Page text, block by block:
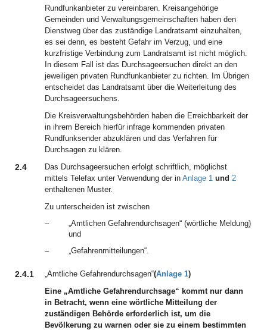
Rundfunkanbieter zu vereinbaren. Kreisangehörige
Gemeinden und Verwaltungsgemeinschaften haben den
Dienstweg über das zuständige Landratsamt einzuhalten,
es sei denn, es besteht Gefahr im Verzug, und eine
kurzfristige Verbindung zum Landratsamt ist nicht möglich.
In diesem Fall ist das Durchsageersuchen direkt an den
jeweiligen privaten Rundfunkanbieter zu richten. Im Übrigen
entscheidet das Landratsamt über die Weiterleitung des
Durchsageersuchens.
Die Kreisverwaltungsbehörden haben die Erreichbarkeit der
in ihrem Bereich hierfür infrage kommenden privaten
Rundfunksender abzuklären und das Verfahren für
Durchsagen zu klären.
2.4
Das Durchsageersuchen erfolgt schriftlich, möglichst
mittels Telefax unter Verwendung der in Anlage 1 und 2
enthaltenen Muster.
Zu unterscheiden ist zwischen
–
„Amtlichen Gefahrendurchsagen“ (wörtliche Meldung)
und
–
„Gefahrenmitteilungen“.
2.4.1 „Amtliche Gefahrendurchsagen“(Anlage 1)
Eine „Amtliche Gefahrendurchsage“ kommt nur dann
in Betracht, wenn eine wörtliche Mitteilung der
zuständigen Behörde erforderlich ist, um die
Bevölkerung zu warnen oder sie zu einem bestimmten